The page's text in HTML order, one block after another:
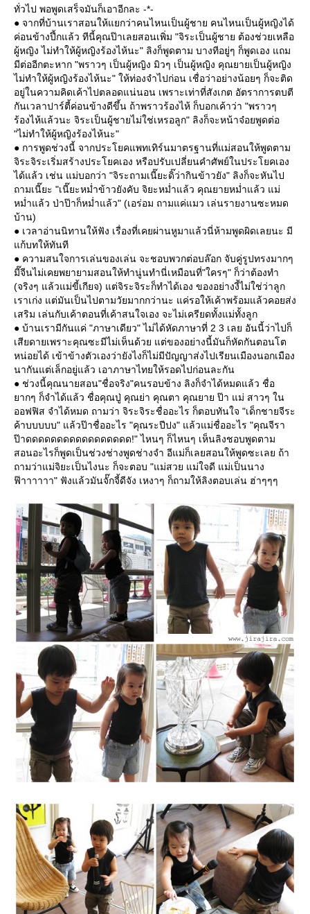
ทั่วไป พอพูดเสร็จมันก็เอาอีกละ -*-
● จากที่บ้านเราสอนให้แยกว่าคนไหนเป็นผู้ชาย คนไหนเป็นผู้หญิงได้
ค่อนข้างปึ้กแล้ว ทีนี้คุณป๊าเลยสอนเพิ่ม "จิระเป็นผู้ชาย ต้องช่วยเหลือ
ผู้หญิง ไม่ทำให้ผู้หญิงร้องไห้นะ" ลิงก็พูดตาม บางทีอยู่ๆ ก็พูดเอง แถม
มีต่ออีกตะหาก "พราวๆ เป็นผู้หญิง มิวๆ เป็นผู้หญิง คุณยายเป็นผู้หญิง
ไม่ทำให้ผู้หญิงร้องไห้นะ" ให้ท่องจำไปก่อน เชื่อว่าอย่างน้อยๆ ก็จะติด
อยู่ในความคิดเค้าไปตลอดแน่นอน เพราะเท่าที่สังเกต อัตราการตบตี
กันเวลาปาร์ตี้ค่อนข้างดีขึ้น ถ้าพราวร้องไห้ ก็บอกเค้าว่า "พราวๆ
ร้องไห้แล้วนะ จิระเป็นผู้ชายไม่ใช่เหรอลูก" ลิงก็จะหน้าจ๋อยพูดต่อ
"ไม่ทำให้ผู้หญิงร้องไห้นะ"
● การพูดช่วงนี้ จากประโยคแพทเทิร์นมาตรฐานที่แม่สอนให้พูดตาม
จิระจิระเริ่มสร้างประโยคเอง หรือปรับเปลี่ยนคำศัพย์ในประโยคเอง
ได้แล้ว เช่น แม่บอกว่า "จิระถามเนี๊ยะดิ๊ว่ากินข้าวยัง" ลิงก็จะหันไป
ถามเนี๊ยะ "เนี๊ยะหม่ำข้าวยังคับ จิยะหม่ำแล้ว คุณยายหม่ำแล้ว แม่
หม่ำแล้ว ป่าป๊าก็หม่ำแล้ว" (เอร่อม ถามแค่แมว เล่นรายงานซะหมด
บ้าน)
● เวลาอ่านนิทานให้ฟัง เรื่องที่เคยผ่านหูมาแล้วนี่ห้ามพูดผิดเลยนะ มี
ก้บทให้ทันที
● ความสนใจการเล่นของเล่น จะชอบพวกต่อบล๊อก จับคู่รูปทรงมากๆ
มี๊จีนไม่เคยพยายามสอนให้ทำนู่นทำนี่เหมือนที่"ใครๆ" ก็ว่าต้องทำ
(จริงๆ แล้วแม่ขี้เกียจ) แต่จิระจิระก็ทำได้เอง ของอย่างงี้ไม่ใช่ว่าลูก
เราเก่ง แต่มันเป็นไปตามวัยมากกว่านะ แค่รอให้เค้าพร้อมแล้วคอยส่ง
เสริม เล่นกับเค้าตอนที่เค้าสนใจเอง จะไม่เครียดทั้งแม่ทั้งลูก
● บ้านเรามีกันแค่ "ภาษาเดียว" ไม่ได้หัดภาษาที่ 2 3 เลย อันนี้ว่าไปก็
เสียดายเพราะคุณซะมีไม่เห็นด้วย แต่ของอย่างนี้มันก็หัดกันตอนโต
หน่อยได้ เข้าข้างตัวเองว่ายังไงก็ไม่มีปัญญาส่งไปเรียนเมืองนอกเมือง
นากันแต่เล็กอยู่แล้ว เอาภาษาไทยให้รอดไปก่อนละกัน
● ช่วงนี้คุณนายสอน"ชื่อจริง"คนรอบข้าง ลิงก็จำได้หมดแล้ว ชื่อ
ากๆ ก็จำได้แล้ว ชื่อคุณปู่ คุณย่า คุณตา คุณยาย ป๊า แม่ สาวๆ ใน
ออฟฟิส จำได้หมด ถามว่า จิระจิระชื่ออะไร ก็ตอบทันใจ "เด็กชายจีระ
ค้าบบบบบ" แล้วป๊าชื่ออะไร "คุณระปีปง" แล้วแม่ชื่ออะไร "คุณจีรา
ป๊าดดดดดดดดดดดดดดดดด!" ไหนๆ ก็ไหนๆ เห็นลิงชอบพูดตาม
สอนอะไรก็พูดเป็นช่วงช่างพูดช่างจำ อีแม่ก็เลยสอนให้พูดซะเลย ถ้า
ถามว่าแม่จิยะเป็นไงนะ ก็จะตอบ "แม่สวย แม่ใจดี แม่เป็นนาง
ฟ๊าาาาาา" ฟังแล้วมันจั๊กจี้ดีจัง เหงาๆ ก็ถามให้ลิงตอบเล่น ฮ่าๆๆๆ